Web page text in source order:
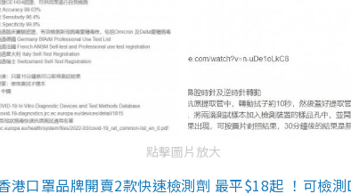
點擊圖片放大
港口罩品牌開賣2款快速檢測劑 最平$18起 ！可檢